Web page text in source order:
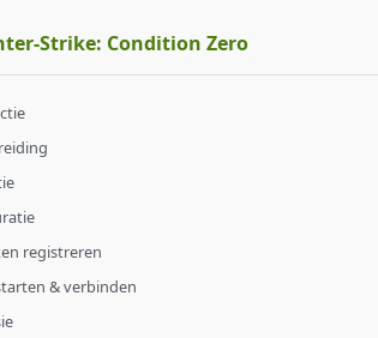
Strike: Condition Zero
registreren
& verbinden